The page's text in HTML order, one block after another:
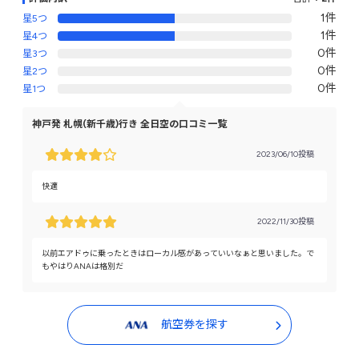
星5つ
1件
星4つ 1件
星3つ 0件
星2つ 0件
星1つ 0件
神戸発 札幌(新千歳)行き 全日空の口コミ一覧
2023/06/10投稿
快適
2022/11/30投稿
以前エアドゥに乗ったときはローカル感があっていいなぁと思いました。で
もやはりANAは格別だ
航空券を探す